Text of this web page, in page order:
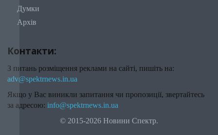
Думки
Архів
Контакти:
З питань розміщення реклами на сайті, пишіть на:
adv@spektrnews.in.ua
Якщо у Вас виникли запитання чи пропозиції, звертайтесь
за адресою: info@spektrnews.in.ua
© 2015-2026 Новини Спектр.